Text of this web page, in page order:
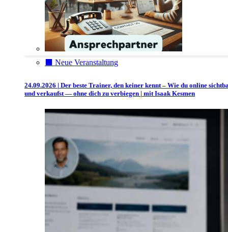
⬛️ Neue Veranstaltung
24.09.2026 | Der beste Trainer, den keiner kennt – Wie du online
und verkaufst — ohne dich zu verbiegen | mit Isaak Kesmen